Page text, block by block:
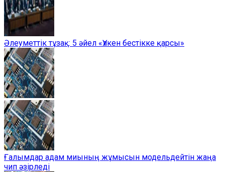
Әлеуметтік тұзақ: 5 әйел «Үлкен бестікке қарсы»
Ғалымдар адам миының жұмысын модельдейтін жаңа
чип әзірледі